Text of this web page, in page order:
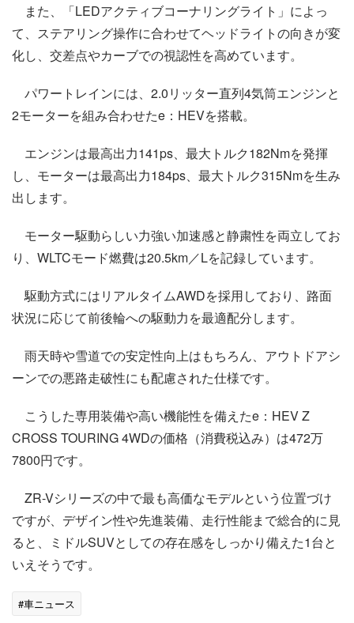
また、「LEDアクティブコーナリングライト」によっ
て、ステアリング操作に合わせてヘッドライトの向きが変
化し、交差点やカーブでの視認性を高めています。
パワートレインには、2.0リッター直列4気筒エンジンと
2モーターを組み合わせたe：HEVを搭載。
エンジンは最高出力141ps、最大トルク182Nmを発揮
し、モーターは最高出力184ps、最大トルク315Nmを生み
出します。
モーター駆動らしい力強い加速感と静粛性を両立してお
り、WLTCモード燃費は20.5km／Lを記録しています。
駆動方式にはリアルタイムAWDを採用しており、路面
状況に応じて前後輪への駆動力を最適配分します。
雨天時や雪道での安定性向上はもちろん、アウトドアシ
ーンでの悪路走破性にも配慮された仕様です。
こうした専用装備や高い機能性を備えたe：HEV Z
CROSS TOURING 4WDの価格（消費税込み）は472万
7800円です。
ZR-Vシリーズの中で最も高価なモデルという位置づけ
ですが、デザイン性や先進装備、走行性能まで総合的に見
ると、ミドルSUVとしての存在感をしっかり備えた1台と
いえそうです。
#車ニュース